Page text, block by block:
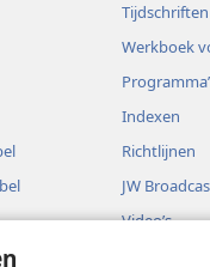
Tijdschriften
Werkboek
Indexen
Richtlijnen
JW
Video’s